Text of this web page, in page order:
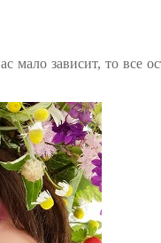
мало зависит, то все